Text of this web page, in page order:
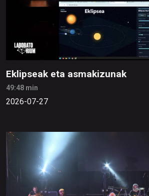
Eklipseak eta asmakizunak
49:48 min
2026-07-27